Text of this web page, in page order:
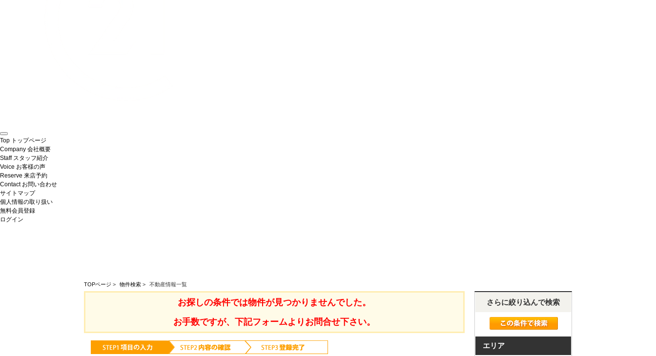
Top トップページ
Company 会社概要
Staff スタッフ紹介
Voice お客様の声
Reserve 来店予約
Contact お問い合わせ
サイトマップ
個人情報の取り扱い
無料会員登録
ログイン
TOPページ > 物件検索 > 不動産情報一覧
お探しの条件では物件が見つかりませんでした。
お手数ですが、下記フォームよりお問合せ下さい。
さらに絞り込んで検索
エリア